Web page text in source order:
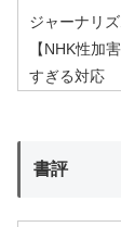
ジャーナリズ
【NHK性加
すぎる対応
書評